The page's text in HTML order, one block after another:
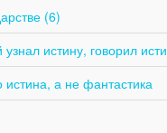
(6)
истину, говорил
а не фантастика